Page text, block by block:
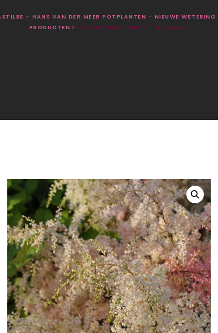
- HANS VAN DER MEER POTPLANTEN - NIEUWE WETERING
PRODUCTEN > ASTILBE SIMPLICIFOLIA ‘ELEGANS’